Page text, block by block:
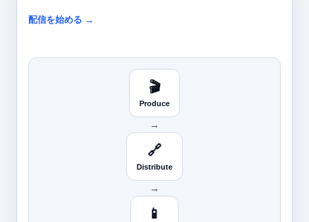
配信を始める →
🎬
Produce
→
🔗
Distribute
→
📱